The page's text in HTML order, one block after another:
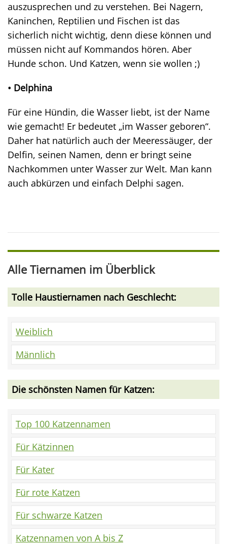
auszusprechen und zu verstehen. Bei Nagern,
Kaninchen, Reptilien und Fischen ist das
sicherlich nicht wichtig, denn diese können und
müssen nicht auf Kommandos hören. Aber
Hunde schon. Und Katzen, wenn sie wollen ;)
• Delphina
Für eine Hündin, die Wasser liebt, ist der Name
wie gemacht! Er bedeutet „im Wasser geboren“.
Daher hat natürlich auch der Meeressäuger, der
Delfin, seinen Namen, denn er bringt seine
Nachkommen unter Wasser zur Welt. Man kann
auch abkürzen und einfach Delphi sagen.
Alle Tiernamen im Überblick
Tolle Haustiernamen nach Geschlecht:
Weiblich
Männlich
Die schönsten Namen für Katzen:
Top 100 Katzennamen
Für Kätzinnen
Für Kater
Für rote Katzen
Für schwarze Katzen
Katzennamen von A bis Z